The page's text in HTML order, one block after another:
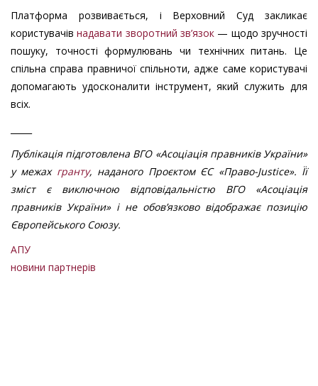
Платформа розвивається, і Верховний Суд закликає
користувачівнадавати зворотний зв’язок — щодо зручності
пошуку, точності формулювань чи технічних питань. Це
спільна справа правничої спільноти, адже саме користувачі
допомагають удосконалити інструмент, який служить для
всіх.
Публікація підготовлена ВГО «Асоціація правників України»
у межах гранту, наданого ПроєктомЄС «Право-Justice». Її
зміст є виключною відповідальністю ВГО «Асоціація
правників України» і не обов’язково відображає позицію
Європейського Союзу.
АПУ
новини партнерів